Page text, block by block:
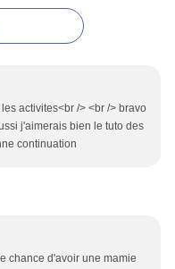
activites<br /> <br /> bravo
j'aimerais bien le tuto des
continuation
chance d'avoir une mamie